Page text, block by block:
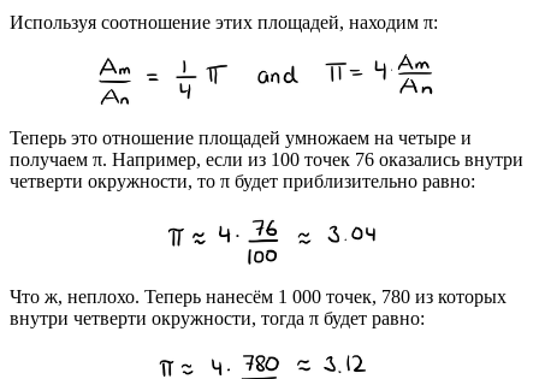
Используя соотношение этих площадей, находим π:
Теперь это отношение площадей умножаем на четыре и
получаем π. Например, если из 100 точек 76 оказались внутри
четверти окружности, то π будет приблизительно равно:
Что ж, неплохо. Теперь нанесём 1 000 точек, 780 из которых
внутри четверти окружности, тогда π будет равно: